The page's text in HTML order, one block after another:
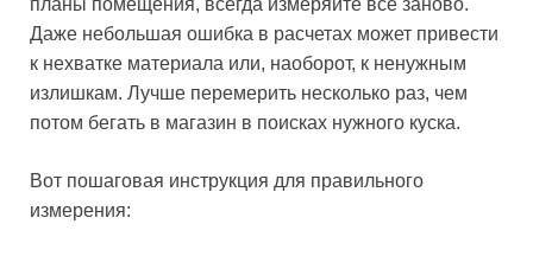
Даже небольшая ошибка в расчетах может привести
к нехватке материала или, наоборот, к ненужным
излишкам. Лучше перемерить несколько раз, чем
потом бегать в магазин в поисках нужного куска.
Вот пошаговая инструкция для правильного
измерения: